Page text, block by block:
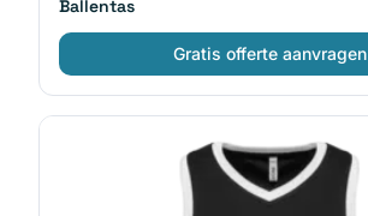
Ballentas
Gratis offerte aanvragen